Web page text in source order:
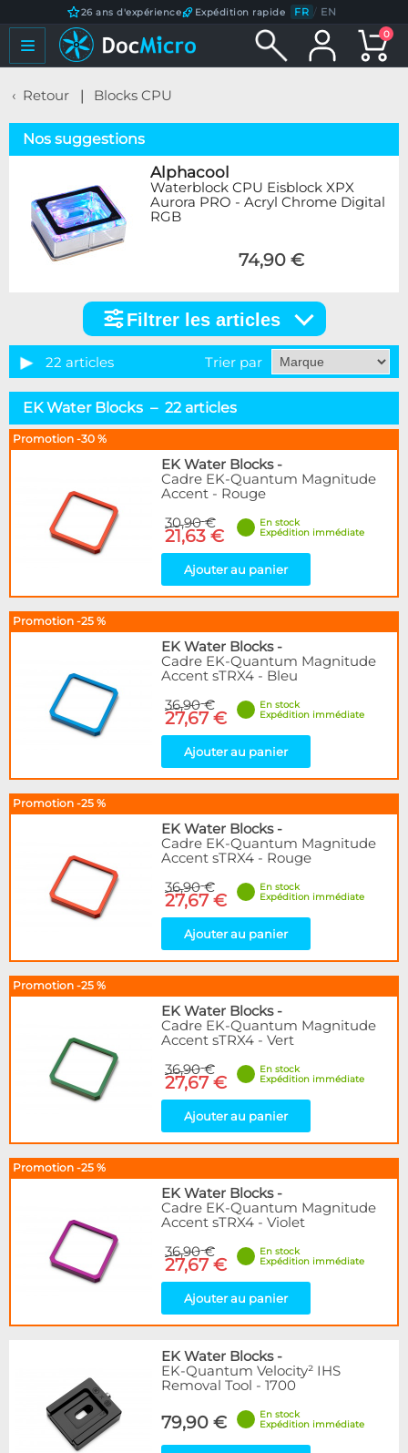
26 ans d'expérience Expédition rapide FR / EN
0
Retour Blocks CPU
Nos suggestions
Alphacool
Waterblock CPU Eisblock XPX
Aurora PRO - Acryl Chrome Digital
RGB
74,90 €
articles
Catégorie
Socket AMD64
10
Sockets 115x & 12x
1
Socket 1700 / 1851
8
Socket LGA 4677
Fixations
2
Alphacool
30
BARROW
22
3
Thermal Grizzly
13
Tryx
XSPC
2
Disponibilité / Promotions
Articles en stock
Articles en promotions
Appliquer
Filtrer les articles
22 articles Trier par
EK Water Blocks – 22 articles
Promotion -30 %
EK Water Blocks-
Cadre EK-Quantum Magnitude
Accent - Rouge
30,90 €
21,63 €
En stock
Expédition immédiate
Ajouter au panier
Promotion -25 %
EK Water Blocks-
Cadre EK-Quantum Magnitude
Accent sTRX4 - Bleu
36,90 €
27,67 €
En stock
Expédition immédiate
Ajouter au panier
Promotion -25 %
EK Water Blocks-
Cadre EK-Quantum Magnitude
Accent sTRX4 - Rouge
36,90 €
27,67 €
En stock
Expédition immédiate
Ajouter au panier
Promotion -25 %
EK Water Blocks-
Cadre EK-Quantum Magnitude
Accent sTRX4 - Vert
36,90 €
27,67 €
En stock
Expédition immédiate
Ajouter au panier
Promotion -25 %
EK Water Blocks-
Cadre EK-Quantum Magnitude
Accent sTRX4 - Violet
36,90 €
27,67 €
En stock
Expédition immédiate
Ajouter au panier
EK Water Blocks-
EK-Quantum Velocity² IHS
Removal Tool - 1700
79,90 €
En stock
Expédition immédiate